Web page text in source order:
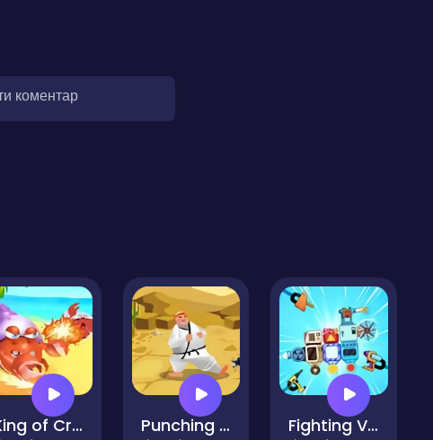
коментар
King of Crabs Punching Bug Fighting Vehicles Arena